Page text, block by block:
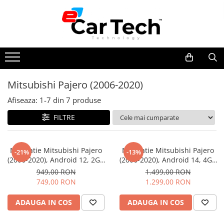
Summer sale
Navigatie dedicata
Navigatii Volkswagen
Navigatii Skoda
Navigatii Seat
Navigatii Ford
Navigatii Opel
Navigatii Hyundai
Navigatii Toyota
Navigatii Dacia
Mitsubishi Pajero (2006-2020)
Afiseaza: 1-7 din 7 produse
FILTRE
-21%
Navigatie Mitsubishi Pajero
(2006-2020), Android 12, 2GB
RAM 32GB, DSP, Carplay si
Android auto, ecran 9 inch
949,00 RON
749,00 RON
ADAUGA IN COS
-13%
Navigatie Mitsubishi Pajero
(2006-2020), Android 14, 4GB
RAM 64GB, SLOT SIM 4G, DSP,
Carplay si Android auto, ecran
9 inch
1.499,00 RON
1.299,00 RON
ADAUGA IN COS